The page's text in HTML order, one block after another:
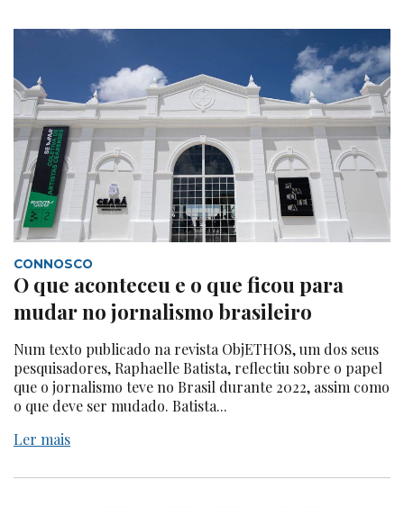
CONNOSCO
O que aconteceu e o que ficou para
mudar no jornalismo brasileiro
Num texto publicado na revista ObjETHOS, um dos seus
pesquisadores, Raphaelle Batista, reflectiu sobre o papel
que o jornalismo teve no Brasil durante 2022, assim como
o que deve ser mudado. Batista...
Ler mais